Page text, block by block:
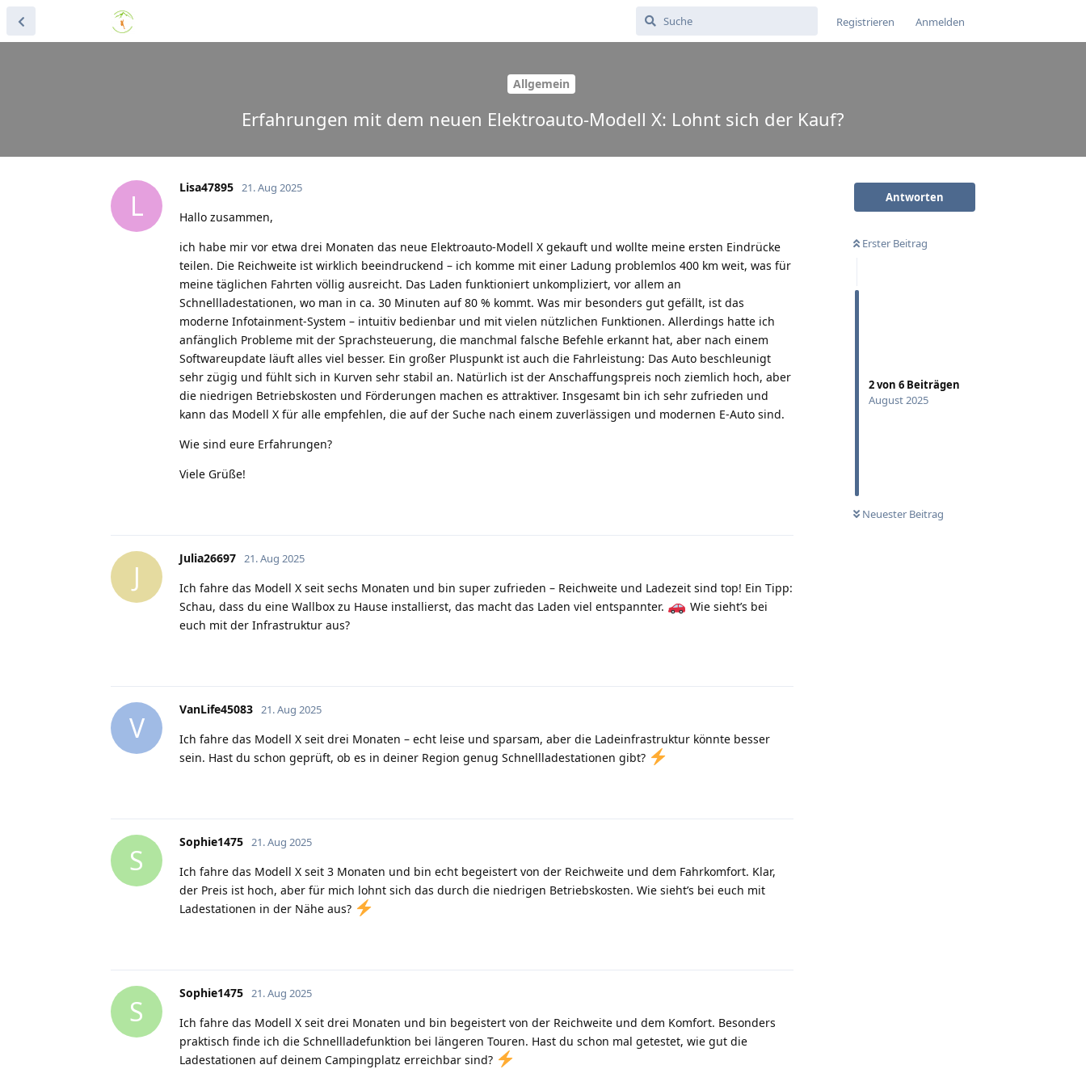
Registrieren Anmelden
Allgemein
Erfahrungen mit dem neuen Elektroauto-Modell X: Lohnt sich der Kauf?
Antworten
Erster Beitrag
2von 6 Beiträgen
August 2025
Neuester Beitrag
L
Lisa47895 21. Aug 2025
Hallo zusammen,
ich habe mir vor etwa drei Monaten das neue Elektroauto-Modell X gekauft und wollte meine ersten Eindrücke
teilen. Die Reichweite ist wirklich beeindruckend – ich komme mit einer Ladung problemlos 400 km weit, was für
meine täglichen Fahrten völlig ausreicht. Das Laden funktioniert unkompliziert, vor allem an
Schnellladestationen, wo man in ca. 30 Minuten auf 80 % kommt. Was mir besonders gut gefällt, ist das
moderne Infotainment-System – intuitiv bedienbar und mit vielen nützlichen Funktionen. Allerdings hatte ich
anfänglich Probleme mit der Sprachsteuerung, die manchmal falsche Befehle erkannt hat, aber nach einem
Softwareupdate läuft alles viel besser. Ein großer Pluspunkt ist auch die Fahrleistung: Das Auto beschleunigt
sehr zügig und fühlt sich in Kurven sehr stabil an. Natürlich ist der Anschaffungspreis noch ziemlich hoch, aber
die niedrigen Betriebskosten und Förderungen machen es attraktiver. Insgesamt bin ich sehr zufrieden und
kann das Modell X für alle empfehlen, die auf der Suche nach einem zuverlässigen und modernen E-Auto sind.
Wie sind eure Erfahrungen?
Viele Grüße!
J
Julia26697 21. Aug 2025
Ich fahre das Modell X seit sechs Monaten und bin super zufrieden – Reichweite und Ladezeit sind top! Ein Tipp:
Schau, dass du eine Wallbox zu Hause installierst, das macht das Laden viel entspannter.
Wie sieht’s bei
euch mit der Infrastruktur aus?
V
VanLife45083 21. Aug 2025
Ich fahre das Modell X seit drei Monaten – echt leise und sparsam, aber die Ladeinfrastruktur könnte besser
sein. Hast du schon geprüft, ob es in deiner Region genug Schnellladestationen gibt?
S
Sophie1475 21. Aug 2025
Ich fahre das Modell X seit 3 Monaten und bin echt begeistert von der Reichweite und dem Fahrkomfort. Klar,
der Preis ist hoch, aber für mich lohnt sich das durch die niedrigen Betriebskosten. Wie sieht’s bei euch mit
Ladestationen in der Nähe aus?
S
Sophie1475 21. Aug 2025
Ich fahre das Modell X seit drei Monaten und bin begeistert von der Reichweite und dem Komfort. Besonders
praktisch finde ich die Schnellladefunktion bei längeren Touren. Hast du schon mal getestet, wie gut die
Ladestationen auf deinem Campingplatz erreichbar sind?